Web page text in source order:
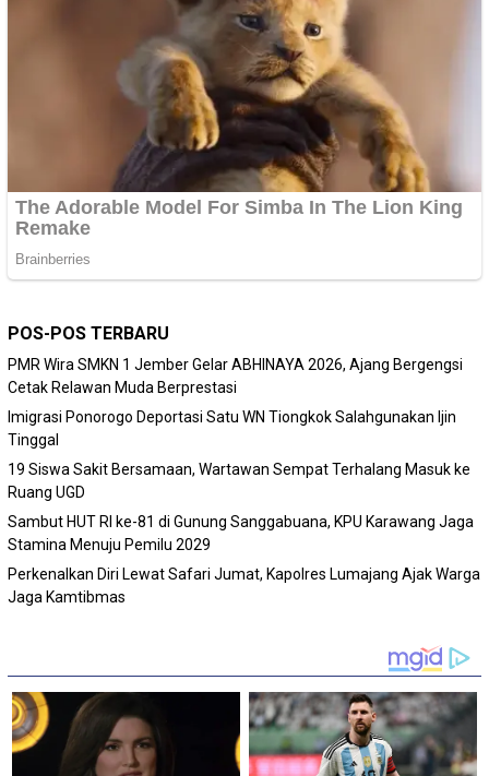
POS-POS TERBARU
PMR Wira SMKN 1 Jember Gelar ABHINAYA 2026, Ajang Bergengsi
Cetak Relawan Muda Berprestasi
Imigrasi Ponorogo Deportasi Satu WN Tiongkok Salahgunakan Ijin
Tinggal
19 Siswa Sakit Bersamaan, Wartawan Sempat Terhalang Masuk ke
Ruang UGD
Sambut HUT RI ke-81 di Gunung Sanggabuana, KPU Karawang Jaga
Stamina Menuju Pemilu 2029
Perkenalkan Diri Lewat Safari Jumat, Kapolres Lumajang Ajak Warga
Jaga Kamtibmas